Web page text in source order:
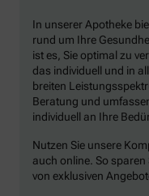
In unserer Apotheke
rund um Ihre
ist es, Sie optimal zu
das individuell und in
breiten
Beratung und
individuell an Ihre
Nutzen Sie unsere
auch online. So
von exklusiven